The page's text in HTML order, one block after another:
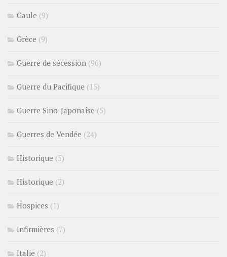
Gaule (9)
Grèce (9)
Guerre de sécession (96)
Guerre du Pacifique (15)
Guerre Sino-Japonaise (5)
Guerres de Vendée (24)
Historique (5)
Historique (2)
Hospices (1)
Infirmières (7)
Italie (2)